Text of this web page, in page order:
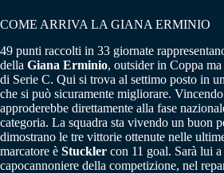
COME ARRIVA LA GIANA ERMINIO
49 punti raccolti in 33 giornate
della Giana Erminio, outsider in Coppa
di Serie C. Qui si trova al settimo posto in
che si può sicuramente migliorare.
approderebbe direttamente alla fase
categoria. La squadra sta vivendo un buon
dimostrano le tre vittorie ottenute nelle
marcatore è Stuckler con 11 goal. Sarà lui
capocannoniere della competizione, nel